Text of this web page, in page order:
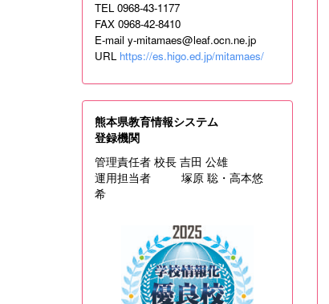
TEL 0968-43-1177
FAX 0968-42-8410
E-mail y-mitamaes@leaf.ocn.ne.jp
URL https://es.higo.ed.jp/mitamaes/
熊本県教育情報システム
登録機関
管理責任者 校長 吉田 公雄
運用担当者 塚原 聡・高本悠
希